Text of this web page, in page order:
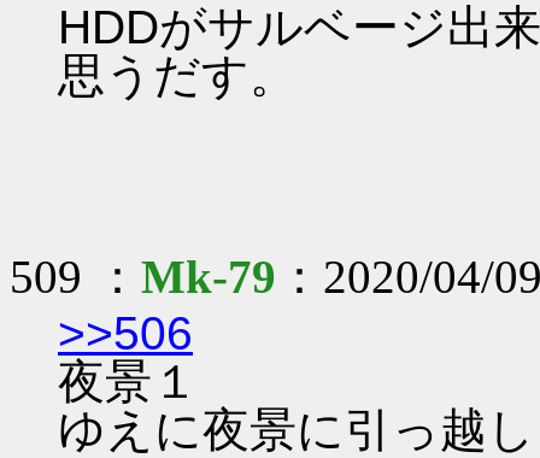
HDDがサルベージ出
思うだす。
509 ： Mk-79 ：2020/04/
>>506
夜景１
ゆえに夜景に引っ越